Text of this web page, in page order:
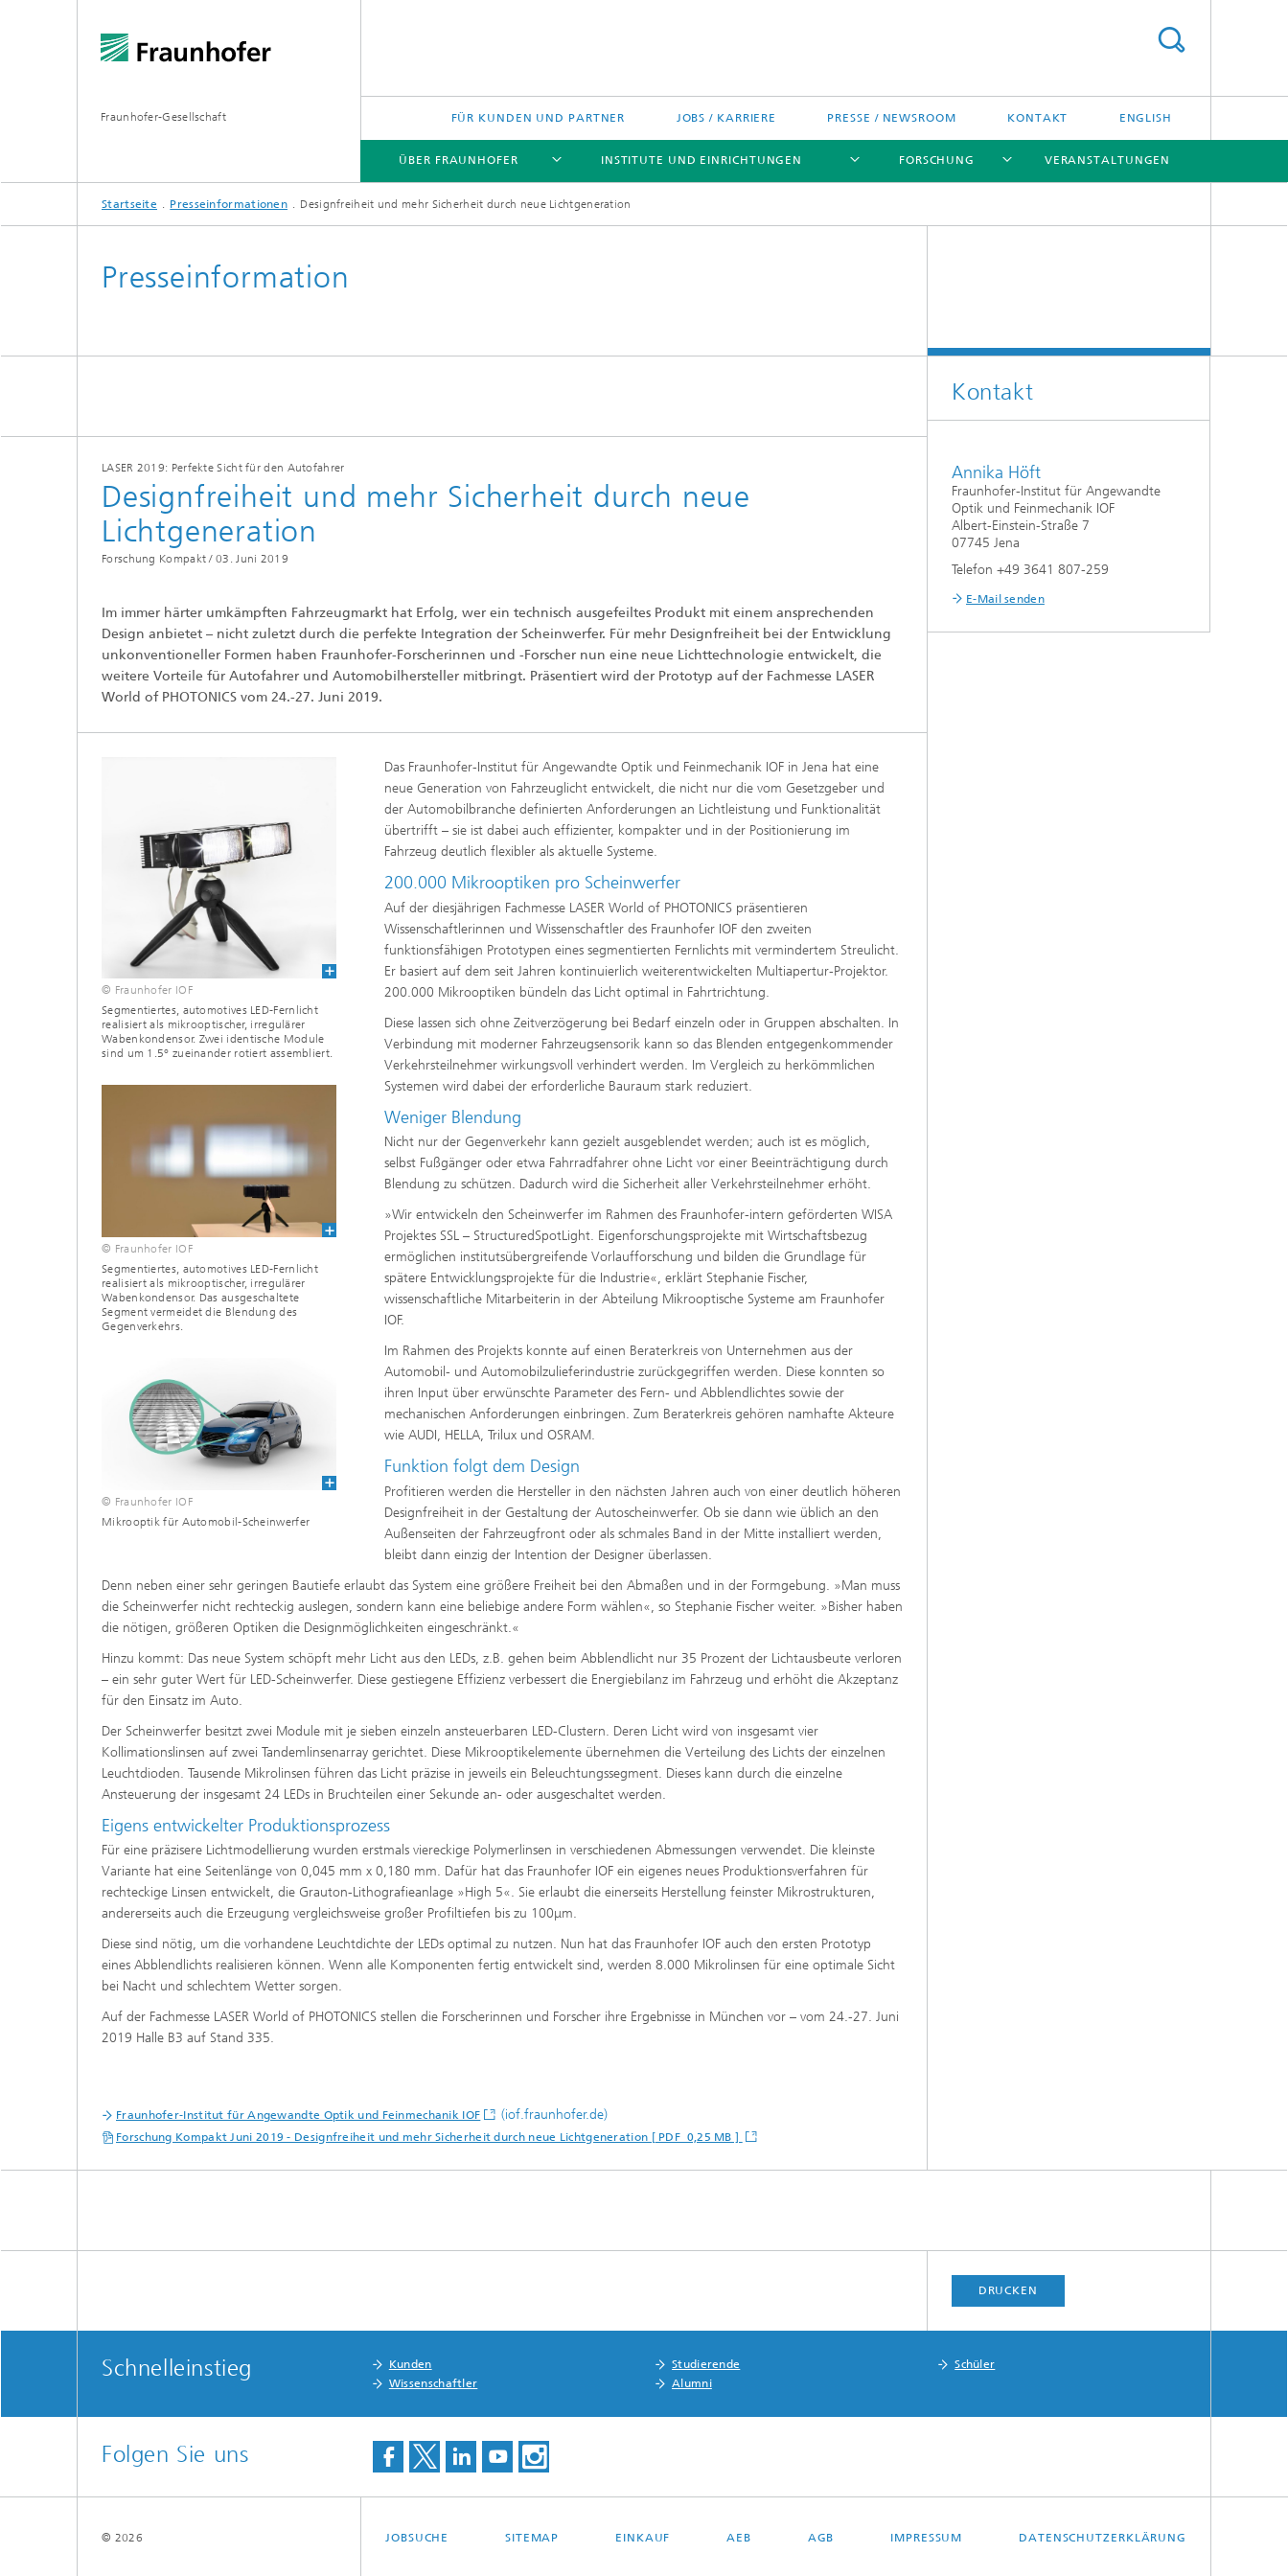
Fraunhofer-Gesellschaft FÜR KUNDEN UND PARTNER JOBS / KARRIERE PRESSE / NEWSROOM KONTAKT ENGLISH
ÜBER FRAUNHOFER
ÜBER FRAUNHOFER
Fraunhofer-Preisverleihung
INSTITUTE UND EINRICHTUNGEN
INSTITUTE UND EINRICHTUNGEN
Fraunhofer-Allianzen Nord- und Südamerika
FORSCHUNG
FORSCHUNG
Leitprojekte
VERANSTALTUNGEN
Startseite Presseinformationen Designfreiheit und mehr Sicherheit durch neue Lichtgeneration
Presseinformation
LASER 2019: Perfekte Sicht für den Autofahrer
Designfreiheit und mehr Sicherheit durch neue
Lichtgeneration
Forschung Kompakt / 03. Juni 2019
Im immer härter umkämpften Fahrzeugmarkt hat Erfolg, wer ein technisch ausgefeiltes Produkt mit einem ansprechenden
Design anbietet – nicht zuletzt durch die perfekte Integration der Scheinwerfer. Für mehr Designfreiheit bei der Entwicklung
unkonventioneller Formen haben Fraunhofer-Forscherinnen und -Forscher nun eine neue Lichttechnologie entwickelt, die
weitere Vorteile für Autofahrer und Automobilhersteller mitbringt. Präsentiert wird der Prototyp auf der Fachmesse LASER
World of PHOTONICS vom 24.-27. Juni 2019.
© Fraunhofer IOF
Segmentiertes, automotives LED-Fernlicht
realisiert als mikrooptischer, irregulärer
Wabenkondensor. Zwei identische Module
sind um 1.5° zueinander rotiert assembliert.
© Fraunhofer IOF
Segmentiertes, automotives LED-Fernlicht
realisiert als mikrooptischer, irregulärer
Wabenkondensor. Das ausgeschaltete
Segment vermeidet die Blendung des
Gegenverkehrs.
© Fraunhofer IOF
Mikrooptik für Automobil-Scheinwerfer
Das Fraunhofer-Institut für Angewandte Optik und Feinmechanik IOF in Jena hat eine
neue Generation von Fahrzeuglicht entwickelt, die nicht nur die vom Gesetzgeber und
der Automobilbranche definierten Anforderungen an Lichtleistung und Funktionalität
übertrifft – sie ist dabei auch effizienter, kompakter und in der Positionierung im
Fahrzeug deutlich flexibler als aktuelle Systeme.
200.000 Mikrooptiken pro Scheinwerfer
Auf der diesjährigen Fachmesse LASER World of PHOTONICS präsentieren
Wissenschaftlerinnen und Wissenschaftler des Fraunhofer IOF den zweiten
funktionsfähigen Prototypen eines segmentierten Fernlichts mit vermindertem Streulicht.
Er basiert auf dem seit Jahren kontinuierlich weiterentwickelten Multiapertur-Projektor.
200.000 Mikrooptiken bündeln das Licht optimal in Fahrtrichtung.
Diese lassen sich ohne Zeitverzögerung bei Bedarf einzeln oder in Gruppen abschalten. In
Verbindung mit moderner Fahrzeugsensorik kann so das Blenden entgegenkommender
Verkehrsteilnehmer wirkungsvoll verhindert werden. Im Vergleich zu herkömmlichen
Systemen wird dabei der erforderliche Bauraum stark reduziert.
Weniger Blendung
Nicht nur der Gegenverkehr kann gezielt ausgeblendet werden; auch ist es möglich,
selbst Fußgänger oder etwa Fahrradfahrer ohne Licht vor einer Beeinträchtigung durch
Blendung zu schützen. Dadurch wird die Sicherheit aller Verkehrsteilnehmer erhöht.
»Wir entwickeln den Scheinwerfer im Rahmen des Fraunhofer-intern geförderten WISA
Projektes SSL – StructuredSpotLight. Eigenforschungsprojekte mit Wirtschaftsbezug
ermöglichen institutsübergreifende Vorlaufforschung und bilden die Grundlage für
spätere Entwicklungsprojekte für die Industrie«, erklärt Stephanie Fischer,
wissenschaftliche Mitarbeiterin in der Abteilung Mikrooptische Systeme am Fraunhofer
IOF.
Im Rahmen des Projekts konnte auf einen Beraterkreis von Unternehmen aus der
Automobil- und Automobilzulieferindustrie zurückgegriffen werden. Diese konnten so
ihren Input über erwünschte Parameter des Fern- und Abblendlichtes sowie der
mechanischen Anforderungen einbringen. Zum Beraterkreis gehören namhafte Akteure
wie AUDI, HELLA, Trilux und OSRAM.
Funktion folgt dem Design
Profitieren werden die Hersteller in den nächsten Jahren auch von einer deutlich höheren
Designfreiheit in der Gestaltung der Autoscheinwerfer. Ob sie dann wie üblich an den
Außenseiten der Fahrzeugfront oder als schmales Band in der Mitte installiert werden,
bleibt dann einzig der Intention der Designer überlassen.
Denn neben einer sehr geringen Bautiefe erlaubt das System eine größere Freiheit bei den Abmaßen und in der Formgebung. »Man muss
die Scheinwerfer nicht rechteckig auslegen, sondern kann eine beliebige andere Form wählen«, so Stephanie Fischer weiter. »Bisher haben
die nötigen, größeren Optiken die Designmöglichkeiten eingeschränkt.«
Hinzu kommt: Das neue System schöpft mehr Licht aus den LEDs, z.B. gehen beim Abblendlicht nur 35 Prozent der Lichtausbeute verloren
– ein sehr guter Wert für LED-Scheinwerfer. Diese gestiegene Effizienz verbessert die Energiebilanz im Fahrzeug und erhöht die Akzeptanz
für den Einsatz im Auto.
Der Scheinwerfer besitzt zwei Module mit je sieben einzeln ansteuerbaren LED-Clustern. Deren Licht wird von insgesamt vier
Kollimationslinsen auf zwei Tandemlinsenarray gerichtet. Diese Mikrooptikelemente übernehmen die Verteilung des Lichts der einzelnen
Leuchtdioden. Tausende Mikrolinsen führen das Licht präzise in jeweils ein Beleuchtungssegment. Dieses kann durch die einzelne
Ansteuerung der insgesamt 24 LEDs in Bruchteilen einer Sekunde an- oder ausgeschaltet werden.
Eigens entwickelter Produktionsprozess
Für eine präzisere Lichtmodellierung wurden erstmals viereckige Polymerlinsen in verschiedenen Abmessungen verwendet. Die kleinste
Variante hat eine Seitenlänge von 0,045 mm x 0,180 mm. Dafür hat das Fraunhofer IOF ein eigenes neues Produktionsverfahren für
rechteckige Linsen entwickelt, die Grauton-Lithografieanlage »High 5«. Sie erlaubt die einerseits Herstellung feinster Mikrostrukturen,
andererseits auch die Erzeugung vergleichsweise großer Profiltiefen bis zu 100μm.
Diese sind nötig, um die vorhandene Leuchtdichte der LEDs optimal zu nutzen. Nun hat das Fraunhofer IOF auch den ersten Prototyp
eines Abblendlichts realisieren können. Wenn alle Komponenten fertig entwickelt sind, werden 8.000 Mikrolinsen für eine optimale Sicht
bei Nacht und schlechtem Wetter sorgen.
Auf der Fachmesse LASER World of PHOTONICS stellen die Forscherinnen und Forscher ihre Ergebnisse in München vor – vom 24.-27. Juni
2019 Halle B3 auf Stand 335.
Fraunhofer-Institut für Angewandte Optik und Feinmechanik IOF (iof.fraunhofer.de)
Forschung Kompakt Juni 2019 - Designfreiheit und mehr Sicherheit durch neue Lichtgeneration [ PDF 0,25 MB ]
Kontakt
Annika Höft
Fraunhofer-Institut für Angewandte
Optik und Feinmechanik IOF
Albert-Einstein-Straße 7
07745 Jena
Telefon +49 3641 807-259
E-Mail senden
DRUCKEN
Schnelleinstieg Kunden Studierende
Schüler
Wissenschaftler
Alumni
Folgen Sie uns
JOBSUCHE SITEMAP EINKAUF AEB AGB IMPRESSUM DATENSCHUTZERKLÄRUNG
© 2026